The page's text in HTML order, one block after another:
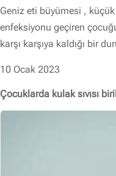
Geniz eti büyümesi ,
enfeksiyonu geçiren
karşı karşıya kaldığı bir
10 Ocak 2023
Çocuklarda kulak sıvısı